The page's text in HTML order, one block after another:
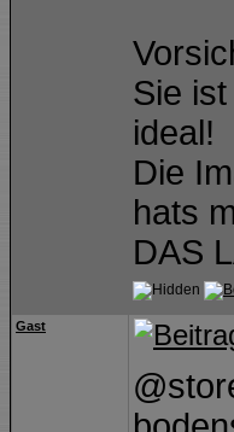
Sie
ideal!
Die
hats
DAS
Gast